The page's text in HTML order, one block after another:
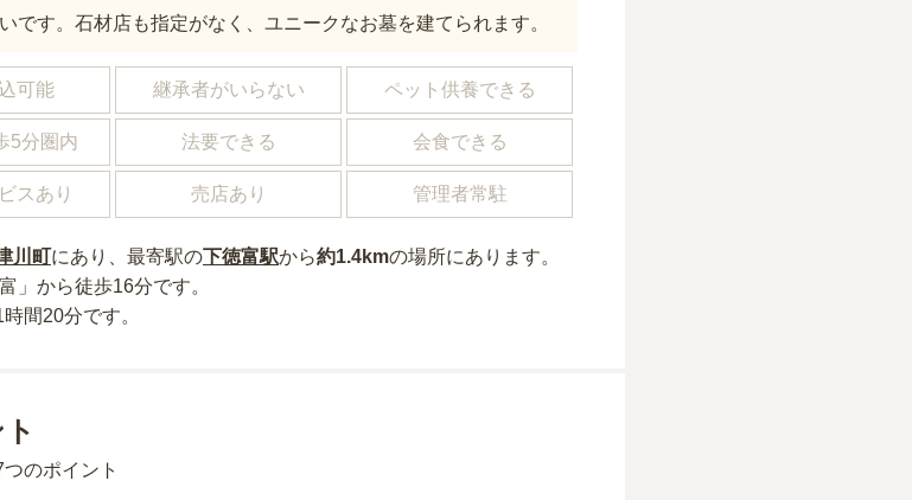
です。石材店も指定がなく、ユニークなお墓を建てられます。
可能 継承者がいらない ペット供養できる
5分圏内 法要できる 会食できる
スあり 売店あり 管理者常駐
川町にあり 、最寄駅の下徳富駅から約1.4kmの場所にあり ます。
」から徒歩16分です。
時間20分です。
のポイント